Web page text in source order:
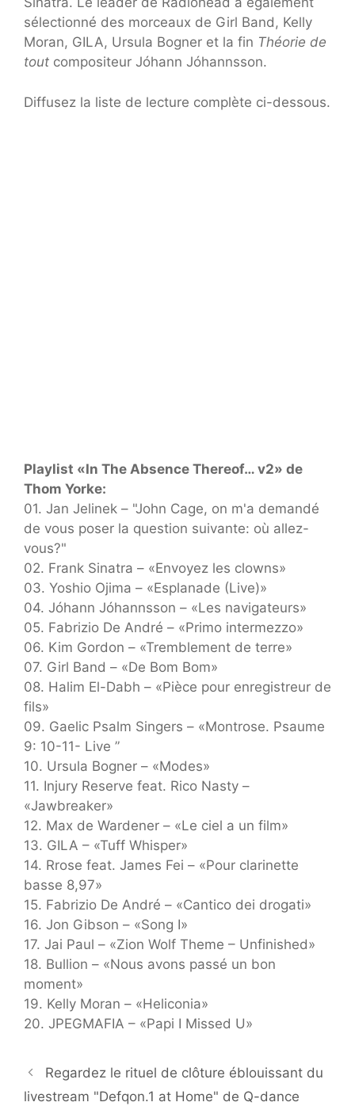
sélectionné des morceaux de Girl Band, Kelly
Moran, GILA, Ursula Bogner et la fin Théorie de
tout compositeur Jóhann Jóhannsson.
Diffusez la liste de lecture complète ci-dessous.
Playlist «In The Absence Thereof… v2» de
Thom Yorke:
01. Jan Jelinek – "John Cage, on m'a demandé
de vous poser la question suivante: où allez-
vous?"
02. Frank Sinatra – «Envoyez les clowns»
03. Yoshio Ojima – «Esplanade (Live)»
04. Jóhann Jóhannsson – «Les navigateurs»
05. Fabrizio De André – «Primo intermezzo»
06. Kim Gordon – «Tremblement de terre»
07. Girl Band – «De Bom Bom»
08. Halim El-Dabh – «Pièce pour enregistreur de
fils»
09. Gaelic Psalm Singers – «Montrose. Psaume
9: 10-11- Live ”
10. Ursula Bogner – «Modes»
11. Injury Reserve feat. Rico Nasty –
«Jawbreaker»
12. Max de Wardener – «Le ciel a un film»
13. GILA – «Tuff Whisper»
14. Rrose feat. James Fei – «Pour clarinette
basse 8,97»
15. Fabrizio De André – «Cantico dei drogati»
16. Jon Gibson – «Song I»
17. Jai Paul – «Zion Wolf Theme – Unfinished»
18. Bullion – «Nous avons passé un bon
moment»
19. Kelly Moran – «Heliconia»
20. JPEGMAFIA – «Papi I Missed U»
Regardez le rituel de clôture éblouissant du
livestream "Defqon.1 at Home" de Q-dance